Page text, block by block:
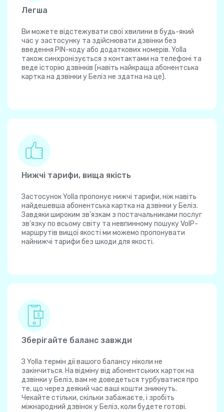
Легша
Ви можете відстежувати свої хвилини в будь-який
час у застосунку та здійснювати дзвінки без
введення PIN-коду або додаткових номерів. Yolla
також синхронізується з контактами на телефоні та
веде історію дзвінків (навіть найкраща абонентська
картка на дзвінки у Беліз не здатна на це).
Нижчі тарифи, вища якість
Застосунок Yolla пропонує нижчі тарифи, ніж навіть
найдешевша абонентська картка на дзвінки у Беліз.
Завдяки широким зв'язкам з постачальниками послуг
зв'язку по всьому світу та невпинному пошуку VoIP-
маршрутів вищої якості ми можемо пропонувати
найнижчі тарифи без шкоди для якості.
Зберігайте баланс завжди
З Yolla термін дії вашого балансу ніколи не
закінчиться. На відміну від абонентських карток на
дзвінки у Беліз, вам не доведеться турбуватися про
те, що через деякий час ваші кошти зникнуть.
Чекайте стільки, скільки забажаєте, і зробіть
міжнародний дзвінок у Беліз, коли будете готові.